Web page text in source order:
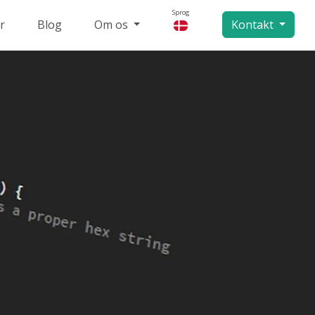
Blog Om os
Sprog
Kontakt